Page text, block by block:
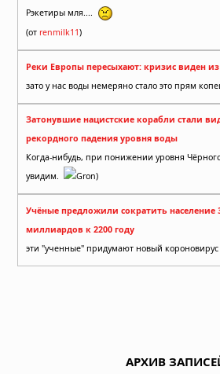
Рэкетиры мля....
(от renmilk11)
Реки Европы пересыхают: кризис виден
зато у нас воды немеряно стало это прям
Затонувшие нацистские корабли стали
рекордного падения уровня воды
Когда-нибудь, при понижении уровня
увидим.
Gron)
Учёные предложили сократить население
миллиардов к 2200 году
эти "ученные" придумают новый короновирус
АРХИВ